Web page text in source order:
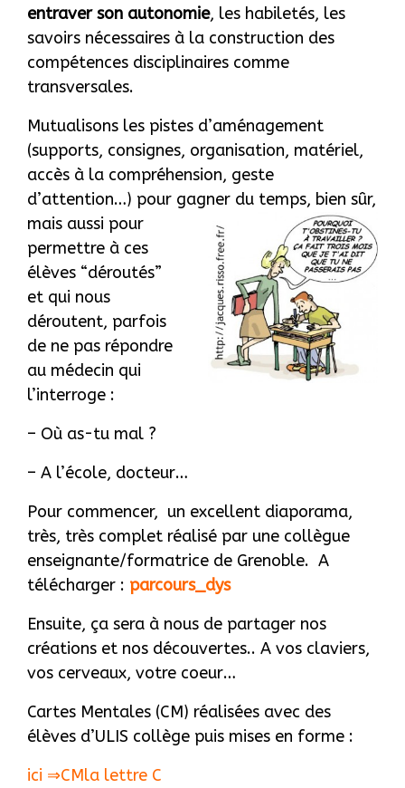
entraver son autonomie, les habiletés, les
savoirs nécessaires à la construction des
compétences disciplinaires comme
transversales.
Mutualisons les pistes d’aménagement
(supports, consignes, organisation, matériel,
accès à la compréhension, geste
d’attention…) pour gagner du temps, bien sûr,
mais aussi pour
permettre à ces
élèves “déroutés”
et qui nous
déroutent, parfois
de ne pas répondre
au médecin qui
l’interroge :
– Où as-tu mal ?
– A l’école, docteur…
Pour commencer, un excellent diaporama,
très, très complet réalisé par une collègue
enseignante/formatrice de Grenoble. A
télécharger : parcours_dys
Ensuite, ça sera à nous de partager nos
créations et nos découvertes.. A vos claviers,
vos cerveaux, votre coeur…
Cartes Mentales (CM) réalisées avec des
élèves d’ULIS collège puis mises en forme :
ici ⇒CMla lettre C